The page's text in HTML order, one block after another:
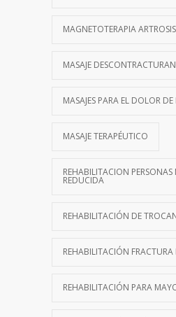
MAGNETOTERAPIA ARTROSIS
MASAJE
MASAJES PARA EL DOLOR
MASAJE TERAPÉUTICO
REHABILITACION
REDUCIDA
REHABILITACIÓN DE
REHABILITACIÓN FRACTURA
REHABILITACIÓN PARA